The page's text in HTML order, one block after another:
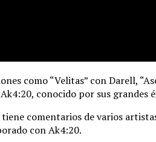
como “Velitas” con Darell,
conocido por sus grandes
comentarios de varios
con Ak4:20.